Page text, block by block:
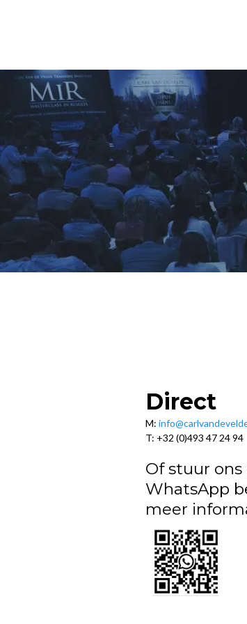
Direct
M:
T: +32 (0)493 47 24 94
Of stuur ons
WhatsApp
meer